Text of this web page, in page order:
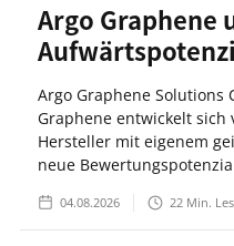
Argo Graphene
Argo Graphene Solutions
Graphene entwickelt
Hersteller mit eigenem
neue
04.08.2026 22 Min.